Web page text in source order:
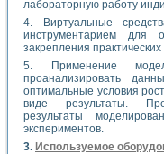
лабораторную работу
4. Виртуальные
инструментарием для
закрепления практических
5. Применение
проанализировать
оптимальные условия
виде результаты.
результаты
экспериментов.
3. Используемое